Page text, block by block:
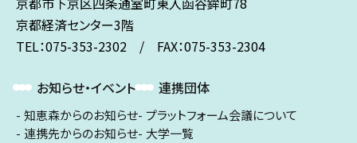
京都経済センター3階
TEL：075-353-2302 / FAX：075-353-2304
お知らせ・イベント
知恵森からのお知らせ
連携先からのお知らせ
連携団体
プラットフォーム会議について
大学一覧